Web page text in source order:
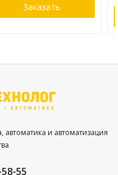
Заказать
и автоматизация
55